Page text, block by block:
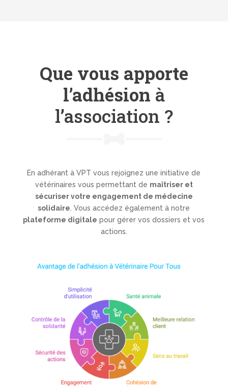
Que vous apporte
l’adhésion à
l’association ?
En adhérant à VPT vous rejoignez une initiative de
vétérinaires vous permettant de maîtriser et
sécuriser votre engagement de médecine
solidaire . Vous accédez également à notre
plateforme digitale pour gérer vos dossiers et vos
actions.